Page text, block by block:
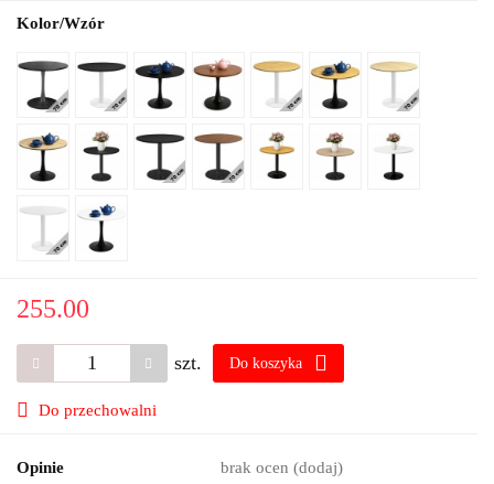
Kolor/Wzór
255.00
szt. Do koszyka
Do przechowalni
Opinie brak ocen (dodaj)